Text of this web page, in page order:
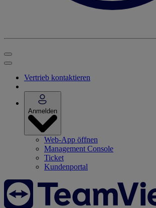
Vertrieb kontaktieren
Anmelden
Web-App öffnen
Management Console
Ticket
Kundenportal